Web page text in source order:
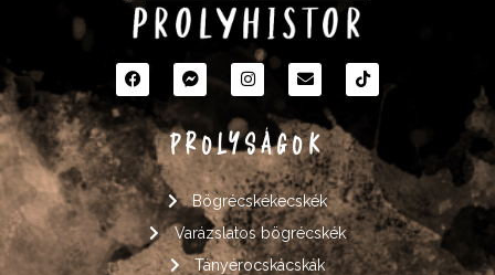
PROLYSÁGOK
Bögrécskékecskék
Varázslatos bögrécskék
Tányérocskácskák